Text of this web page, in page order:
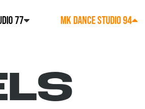
77 MK DANCE STUDIO 94